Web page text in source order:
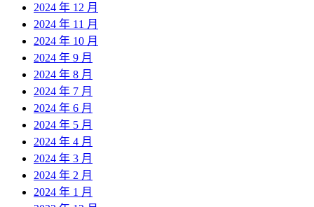
2024 年 12 月
2024 年 11 月
2024 年 10 月
2024 年 9 月
2024 年 8 月
2024 年 7 月
2024 年 6 月
2024 年 5 月
2024 年 4 月
2024 年 3 月
2024 年 2 月
2024 年 1 月